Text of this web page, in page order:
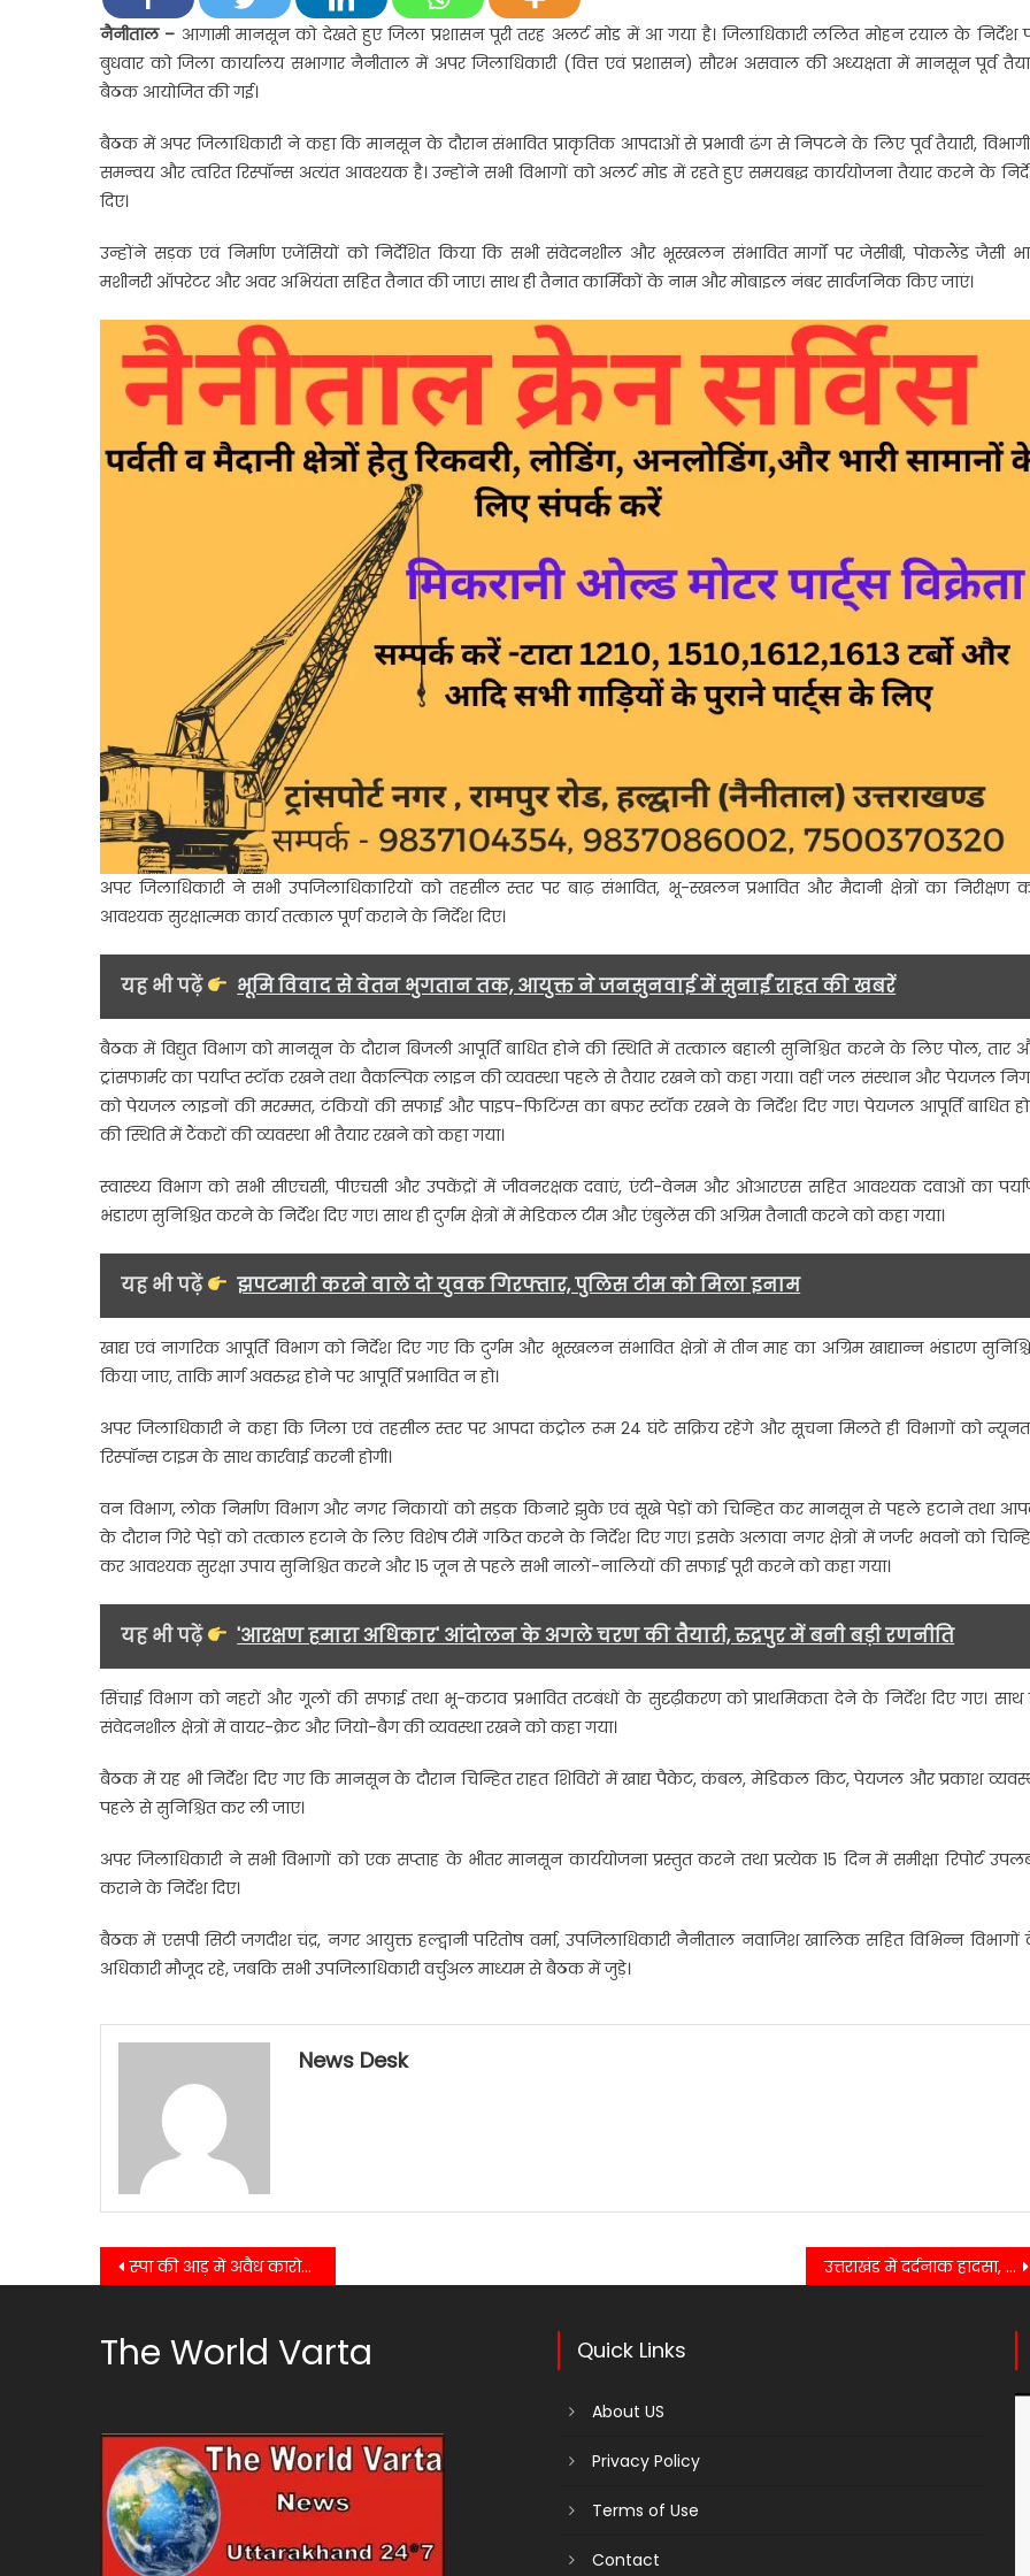
नैनीताल
जिला
प्रशासन
सौरभ
असवाल
विभागों
को
रूम
और
रिस्पॉन्स
के
दिए
निर्देश
नैनीताल – आगामी मानसून को देखते हुए जिला प्रशासन पूरी तरह अलर्ट मोड में आ गया है। जिलाधिकारी ललित मोहन रयाल के निर्देश
बुधवार को जिला कार्यालय सभागार नैनीताल में अपर जिलाधिकारी (वित्त एवं प्रशासन) सौरभ असवाल की अध्यक्षता में मानसून पूर्व
बैठक आयोजित की गई।
बैठक में अपर जिलाधिकारी ने कहा कि मानसून के दौरान संभावित प्राकृतिक आपदाओं से प्रभावी ढंग से निपटने के लिए पूर्व तैयारी,
समन्वय और त्वरित रिस्पॉन्स अत्यंत आवश्यक है। उन्होंने सभी विभागों को अलर्ट मोड में रहते हुए समयबद्ध कार्ययोजना तैयार करने के
दिए।
उन्होंने सड़क एवं निर्माण एजेंसियों को निर्देशित किया कि सभी संवेदनशील और भूस्खलन संभावित मार्गों पर जेसीबी, पोकलैंड जैसी
मशीनरी ऑपरेटर और अवर अभियंता सहित तैनात की जाए। साथ ही तैनात कार्मिकों के नाम और मोबाइल नंबर सार्वजनिक किए जाएं।
अपर जिलाधिकारी ने सभी उपजिलाधिकारियों को तहसील स्तर पर बाढ़ संभावित, भू-स्खलन प्रभावित और मैदानी क्षेत्रों का निरीक्षण
आवश्यक सुरक्षात्मक कार्य तत्काल पूर्ण कराने के निर्देश दिए।
यह भी पढ़ें भूमि विवाद से वेतन भुगतान तक, आयुक्त ने जनसुनवाई में सुनाईं राहत की खबरें
बैठक में विद्युत विभाग को मानसून के दौरान बिजली आपूर्ति बाधित होने की स्थिति में तत्काल बहाली सुनिश्चित करने के लिए पोल, तार
ट्रांसफार्मर का पर्याप्त स्टॉक रखने तथा वैकल्पिक लाइन की व्यवस्था पहले से तैयार रखने को कहा गया। वहीं जल संस्थान और पेयजल
को पेयजल लाइनों की मरम्मत, टंकियों की सफाई और पाइप-फिटिंग्स का बफर स्टॉक रखने के निर्देश दिए गए। पेयजल आपूर्ति बाधित
की स्थिति में टैंकरों की व्यवस्था भी तैयार रखने को कहा गया।
स्वास्थ्य विभाग को सभी सीएचसी, पीएचसी और उपकेंद्रों में जीवनरक्षक दवाएं, एंटी-वेनम और ओआरएस सहित आवश्यक दवाओं का
भंडारण सुनिश्चित करने के निर्देश दिए गए। साथ ही दुर्गम क्षेत्रों में मेडिकल टीम और एंबुलेंस की अग्रिम तैनाती करने को कहा गया।
यह भी पढ़ें झपटमारी करने वाले दो युवक गिरफ्तार, पुलिस टीम को मिला इनाम
खाद्य एवं नागरिक आपूर्ति विभाग को निर्देश दिए गए कि दुर्गम और भूस्खलन संभावित क्षेत्रों में तीन माह का अग्रिम खाद्यान्न भंडारण
किया जाए, ताकि मार्ग अवरुद्ध होने पर आपूर्ति प्रभावित न हो।
अपर जिलाधिकारी ने कहा कि जिला एवं तहसील स्तर पर आपदा कंट्रोल रूम 24 घंटे सक्रिय रहेंगे और सूचना मिलते ही विभागों को
रिस्पॉन्स टाइम के साथ कार्रवाई करनी होगी।
वन विभाग, लोक निर्माण विभाग और नगर निकायों को सड़क किनारे झुके एवं सूखे पेड़ों को चिन्हित कर मानसून से पहले हटाने तथा
के दौरान गिरे पेड़ों को तत्काल हटाने के लिए विशेष टीमें गठित करने के निर्देश दिए गए। इसके अलावा नगर क्षेत्रों में जर्जर भवनों को
कर आवश्यक सुरक्षा उपाय सुनिश्चित करने और 15 जून से पहले सभी नालों-नालियों की सफाई पूरी करने को कहा गया।
यह भी पढ़ें 'आरक्षण हमारा अधिकार' आंदोलन के अगले चरण की तैयारी, रुद्रपुर में बनी बड़ी रणनीति
सिंचाई विभाग को नहरों और गूलों की सफाई तथा भू-कटाव प्रभावित तटबंधों के सुदृढ़ीकरण को प्राथमिकता देने के निर्देश दिए गए। साथ
संवेदनशील क्षेत्रों में वायर-क्रेट और जियो-बैग की व्यवस्था रखने को कहा गया।
बैठक में यह भी निर्देश दिए गए कि मानसून के दौरान चिन्हित राहत शिविरों में खाद्य पैकेट, कंबल, मेडिकल किट, पेयजल और प्रकाश
पहले से सुनिश्चित कर ली जाए।
अपर जिलाधिकारी ने सभी विभागों को एक सप्ताह के भीतर मानसून कार्ययोजना प्रस्तुत करने तथा प्रत्येक 15 दिन में समीक्षा रिपोर्ट
कराने के निर्देश दिए।
बैठक में एसपी सिटी जगदीश चंद्र, नगर आयुक्त हल्द्वानी परितोष वर्मा, उपजिलाधिकारी नैनीताल नवाजिश खालिक सहित विभिन्न
अधिकारी मौजूद रहे, जबकि सभी उपजिलाधिकारी वर्चुअल माध्यम से बैठक में जुड़े।
News Desk
Post
स्पा की आड़ में अवैध कारोबार का खुलासा, पुलिस और AHTU की संयुक्त कार्रवाई उत्तराखंड में दर्दनाक हादसा, ट्रक दुर्घटना में चालक की मौत, एक गंभीर घायल
The World Varta Quick Links
About US
Privacy Policy
Terms of Use
Contact